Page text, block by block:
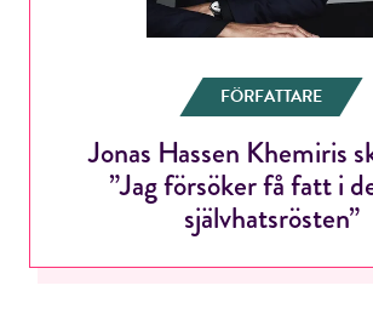
FÖRFATTARE
Jonas Hassen Khemiris
”Jag försöker få fatt i
självhatsrösten”